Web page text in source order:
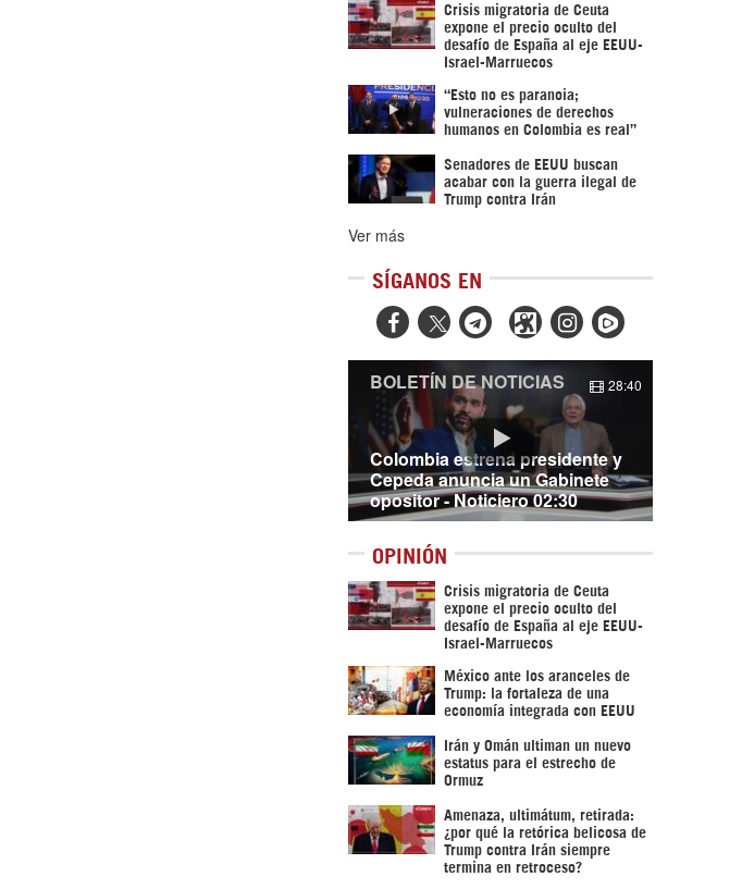
Crisis migratoria de Ceuta
expone el precio oculto del
desafío de España al eje EEUU-
Israel-Marruecos
“Esto no es paranoia;
vulneraciones de derechos
humanos en Colombia es real”
Senadores de EEUU buscan
acabar con la guerra ilegal de
Trump contra Irán
Ver más
SÍGANOS EN
  
Colombia estrena presidente y
Cepeda anuncia un Gabinete
opositor - Noticiero 02:30
BOLETÍN DE NOTICIAS 28:40
OPINIÓN
Crisis migratoria de Ceuta
expone el precio oculto del
desafío de España al eje EEUU-
Israel-Marruecos
México ante los aranceles de
Trump: la fortaleza de una
economía integrada con EEUU
Irán y Omán ultiman un nuevo
estatus para el estrecho de
Ormuz
Amenaza, ultimátum, retirada:
¿por qué la retórica belicosa de
Trump contra Irán siempre
termina en retroceso?